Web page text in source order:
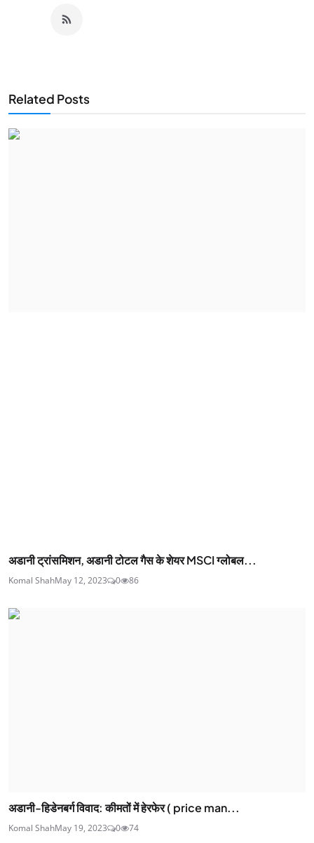
Related Posts
अडानी ट्रांसमिशन, अडानी टोटल गैस के शेयर MSCI ग्लोबल...
Komal ShahMay 12, 2023 0 86
अडानी-हिडेनबर्ग विवाद: कीमतों में हेरफेर ( price man...
Komal ShahMay 19, 2023 0 74